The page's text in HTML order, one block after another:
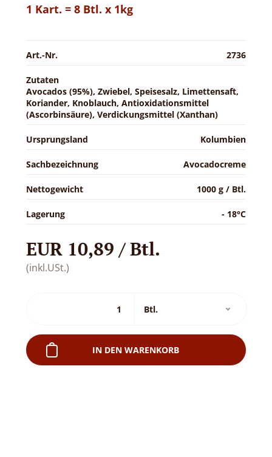
1 Kart. = 8 Btl. x 1kg
Art.-Nr. 2736
Zutaten
Avocados (95%), Zwiebel, Speisesalz, Limettensaft,
Koriander, Knoblauch, Antioxidationsmittel
(Ascorbinsäure), Verdickungsmittel (Xanthan)
Ursprungsland Kolumbien
Sachbezeichnung Avocadocreme
Nettogewicht 1000 g / Btl.
Lagerung - 18°C
EUR 10,89 / Btl.
(inkl.USt.)
IN DEN WARENKORB